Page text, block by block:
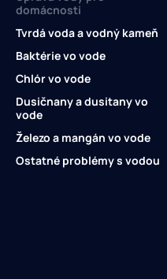
domácnosti
Tvrdá voda a vodný kameň
Baktérie vo vode
Chlór vo vode
Dusičnany a dusitany vo
vode
Železo a mangán vo vode
Ostatné problémy s vodou